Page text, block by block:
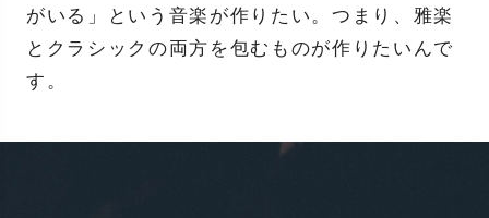
がいる」という音楽が作りたい。つまり、雅楽
とクラシックの両方を包むものが作りたいんで
す。